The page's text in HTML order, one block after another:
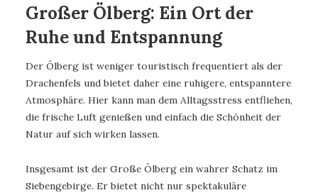
Großer Ölberg: Ein Ort der
Ruhe und Entspannung
Der Ölberg ist weniger touristisch frequentiert als der
Drachenfels und bietet daher eine ruhigere, entspanntere
Atmosphäre. Hier kann man dem Alltagsstress entfliehen,
die frische Luft genießen und einfach die Schönheit der
Natur auf sich wirken lassen.
Insgesamt ist der Große Ölberg ein wahrer Schatz im
Siebengebirge. Er bietet nicht nur spektakuläre